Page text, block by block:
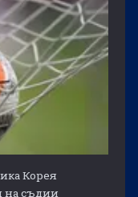
Корея
на съдии